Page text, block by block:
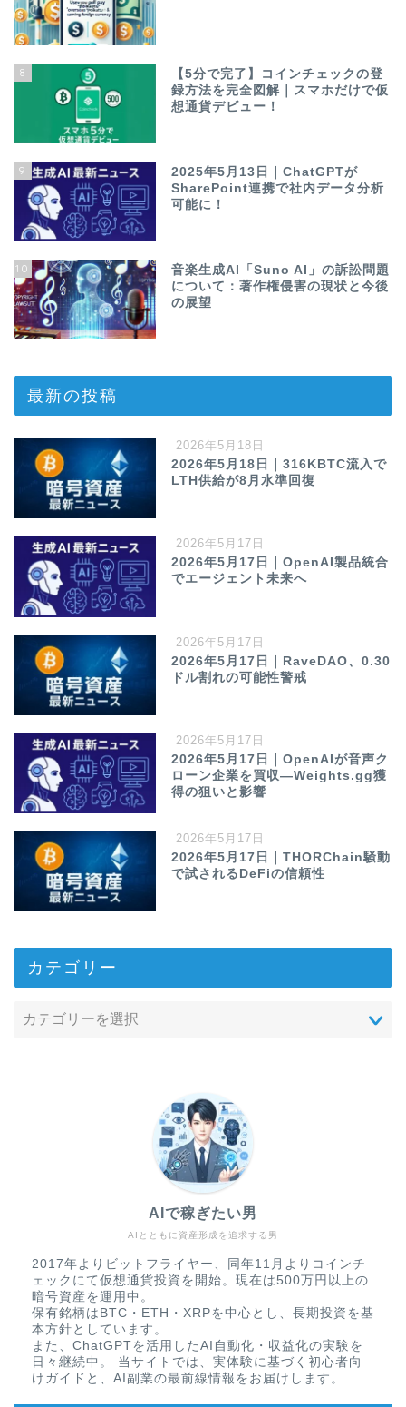
8
【5分で完了】コインチェックの登
録方法を完全図解｜スマホだけで仮
想通貨デビュー！
9
2025年5月13日｜ChatGPTが
SharePoint連携で社内データ分析
可能に！
10
音楽生成AI「Suno AI」の訴訟問題
について：著作権侵害の現状と今後
の展望
最新の投稿
2026年5月18日
2026年5月18日｜316KBTC流入で
LTH供給が8月水準回復
2026年5月17日
2026年5月17日｜OpenAI製品統合
でエージェント未来へ
2026年5月17日
2026年5月17日｜RaveDAO、0.30
ドル割れの可能性警戒
2026年5月17日
2026年5月17日｜OpenAIが音声ク
ローン企業を買収—Weights.gg獲
得の狙いと影響
2026年5月17日
2026年5月17日｜THORChain騒動
で試されるDeFiの信頼性
カテゴリー
AIとともに資産形成を追求する男
AIで稼ぎたい男
2017年よりビットフライヤー、同年11月よりコインチ
ェックにて仮想通貨投資を開始。現在は500万円以上の
暗号資産を運用中。
保有銘柄はBTC・ETH・XRPを中心とし、長期投資を基
本方針としています。
また、ChatGPTを活用したAI自動化・収益化の実験を
日々継続中。 当サイトでは、実体験に基づく初心者向
けガイドと、AI副業の最前線情報をお届けします。